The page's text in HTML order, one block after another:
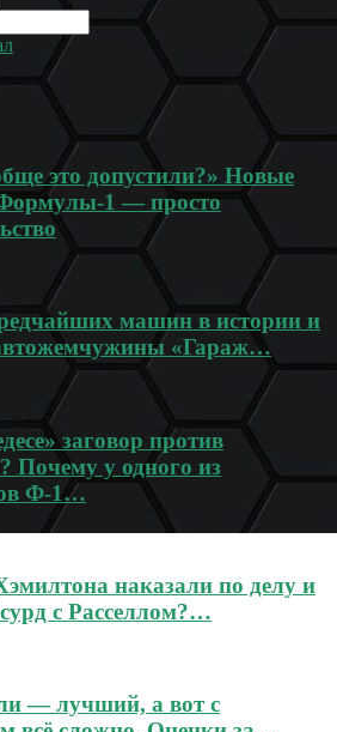
это допустили?» Новые
1 — просто
машин в истории и
«Гараж…
заговор против
Почему у одного из
Ф-1…
наказали по делу и
с Расселлом?…
— лучший, а вот с